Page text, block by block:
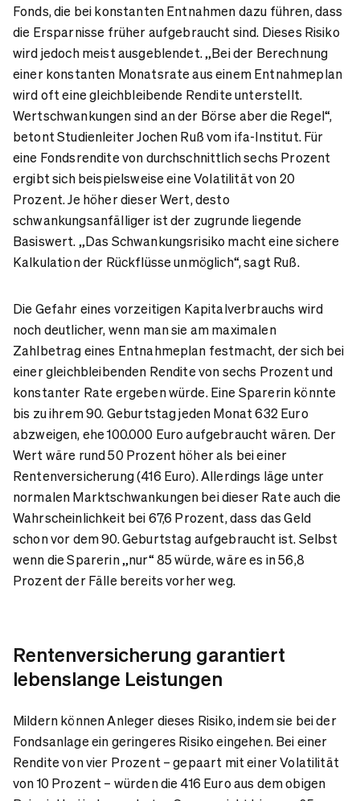
Fonds, die bei konstanten Entnahmen dazu führen, dass
die Ersparnisse früher aufgebraucht sind. Dieses Risiko
wird jedoch meist ausgeblendet. „Bei der Berechnung
einer konstanten Monatsrate aus einem Entnahmeplan
wird oft eine gleichbleibende Rendite unterstellt.
Wertschwankungen sind an der Börse aber die Regel“,
betont Studienleiter Jochen Ruß vom ifa-Institut. Für
eine Fondsrendite von durchschnittlich sechs Prozent
ergibt sich beispielsweise eine Volatilität von 20
Prozent. Je höher dieser Wert, desto
schwankungsanfälliger ist der zugrunde liegende
Basiswert. „Das Schwankungsrisiko macht eine sichere
Kalkulation der Rückflüsse unmöglich“, sagt Ruß.
Die Gefahr eines vorzeitigen Kapitalverbrauchs wird
noch deutlicher, wenn man sie am maximalen
Zahlbetrag eines Entnahmeplan festmacht, der sich bei
einer gleichbleibenden Rendite von sechs Prozent und
konstanter Rate ergeben würde. Eine Sparerin könnte
bis zu ihrem 90. Geburtstag jeden Monat 632 Euro
abzweigen, ehe 100.000 Euro aufgebraucht wären. Der
Wert wäre rund 50 Prozent höher als bei einer
Rentenversicherung (416 Euro). Allerdings läge unter
normalen Marktschwankungen bei dieser Rate auch die
Wahrscheinlichkeit bei 67,6 Prozent, dass das Geld
schon vor dem 90. Geburtstag aufgebraucht ist. Selbst
wenn die Sparerin „nur“ 85 würde, wäre es in 56,8
Prozent der Fälle bereits vorher weg.
Rentenversicherung garantiert
lebenslange Leistungen
Mildern können Anleger dieses Risiko, indem sie bei der
Fondsanlage ein geringeres Risiko eingehen. Bei einer
Rendite von vier Prozent – gepaart mit einer Volatilität
von 10 Prozent – würden die 416 Euro aus dem obigen